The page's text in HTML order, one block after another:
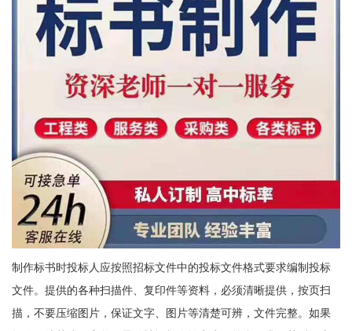
制作标书时投标人应按照招标文件中的投标文件格式要求编制投标
文件。提供的各种扫描件、复印件等资料，必须清晰提供，按页扫
描，不要压缩图片，保证文字、图片等清楚可辨，文件完整。如果